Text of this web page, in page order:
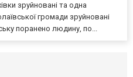
зруйновані та одна
громади зруйновані
поранено людину, по...